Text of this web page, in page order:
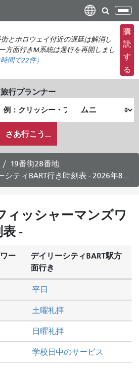
コ
ン
テ
ン
ツ
移
ナ
ビ
ゲ
ー
シ
ョ
の
切
り
え
とホロウェイ付近の遅延は解消し
方面行きM系統は運行を再開しまし
間で22件）
購
読
す
る
旅行プランナー
終
了
が
ど
の
よ
う
旅
し
い
か
さあ行こう...
19番街28番地
ティBART行き時刻表 - 2026年8月5日
ィッシャーマンズワ
-
ー
デイリーシティBART駅方
面行き
土曜礼拝
日曜礼拝
平日
学校日中のサービス